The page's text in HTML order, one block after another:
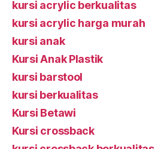
kursi acrylic berkualitas
kursi acrylic harga murah
kursi anak
Kursi Anak Plastik
kursi barstool
kursi berkualitas
Kursi Betawi
Kursi crossback